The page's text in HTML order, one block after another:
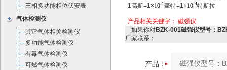
三相多功能相位伏安表
气体检测仪
其它气体相关检测仪
多功能气体检测仪
有毒气体检测仪
可燃气体检测仪
1高斯=1×10-1豪特=1×10-4特斯拉
产品相关关键字： 磁强仪
如果你对BZK-001磁强仪型号：
厂家联系：
产品：